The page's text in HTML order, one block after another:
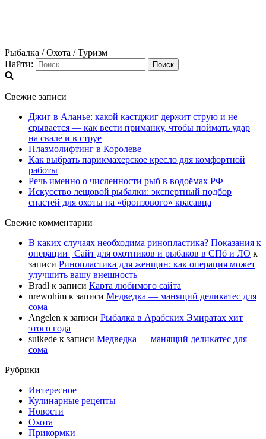
Рыбалка / Охота / Туризм
Найти:
Свежие записи
Джиг в Аланье: какой кастджиг держит струю и не
срывается — как вести приманку, чтобы поймать удар
на свале и в струе
Плазмолифтинг в Королеве
Как выбрать парикмахерское кресло для комфортной
работы
Речь именно о численности рыб в водоёмах РФ
Искусство лещовой рыбалки: экспертный подбор
снастей для охоты на «бронзового» красавца
Свежие комментарии
В каких случаях необходима ринопластика? Показания к
операции | Сайт для охотников и рыбаков в СПб и ЛО к
записи Ринопластика для женщин: как операция может
улучшить вашу внешность
Bradl к записи Карта любимого сайта
nrewohim к записи Медведка — манящий деликатес для
сома
Angelen к записи Рыбалка в Арабских Эмиратах хит
этого года
suikede к записи Медведка — манящий деликатес для
сома
Рубрики
Интересное
Кулинарные рецепты
Новости
Охота
Прикормки